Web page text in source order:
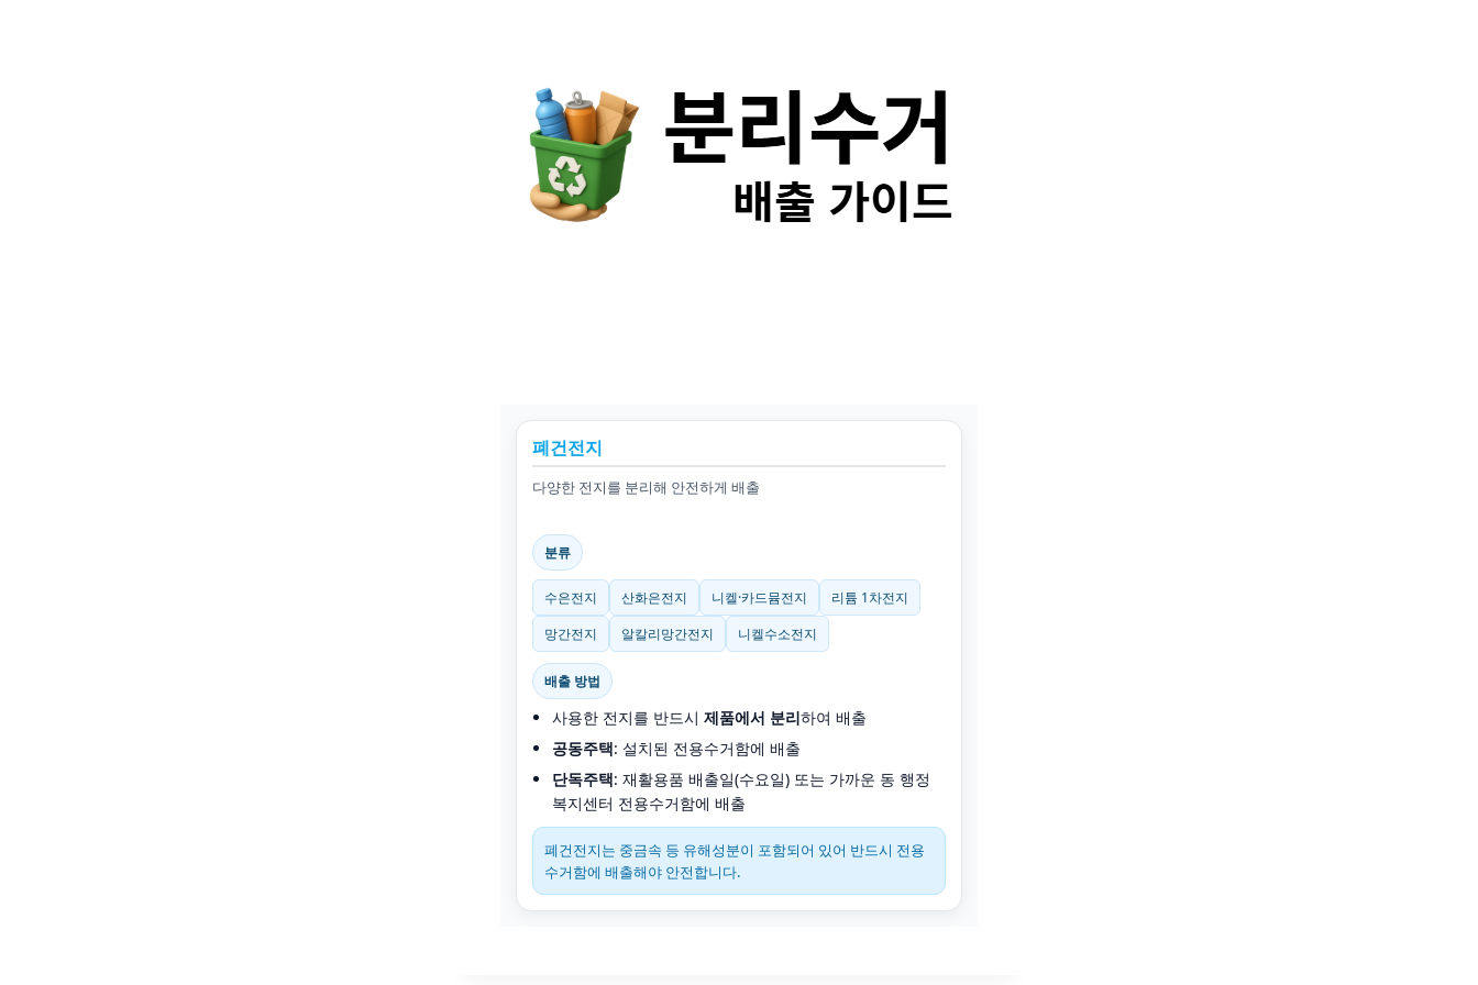
폐건전지
다양한 전지를 분리해 안전하게 배출
분류
수은전지 산화은전지 니켈·카드뮴전지
리튬 1차전지
망간전지
알칼리망간전지 니켈수소전지
배출 방법
사용한 전지를 반드시제품에서 분리하여 배출
공동주택: 설치된 전용수거함에 배출
단독주택: 재활용품 배출일(수요일) 또는 가까운 동 행정
복지센터 전용수거함에 배출
폐건전지는 중금속 등 유해성분이 포함되어 있어 반드시 전용
수거함에 배출해야 안전합니다.